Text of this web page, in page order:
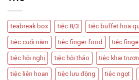
Kế
Bàn
Tiệc
Hấp
Dẫn
Dùng
Trong
Các
Sự
Kiện
Quan
Trọng
teabreak box tiệc 8/3 tiệc buffet hoa
tiệc cuối năm tiệc finger food tiệc
tiệc hội nghị tiệc hội thảo tiệc khai
tiệc liên hoan tiệc lưu động tiệc ngọt